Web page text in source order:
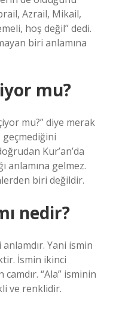
Azrail, Mikail,
hoş değil” dedi.
biri anlamına
mu?
mu?” diye merak
geçmediğini
Kur’an’da
anlamına gelmez.
biri değildir.
nedir?
Yani ismin
İsmin ikinci
“Ala” isminin
ve renklidir.